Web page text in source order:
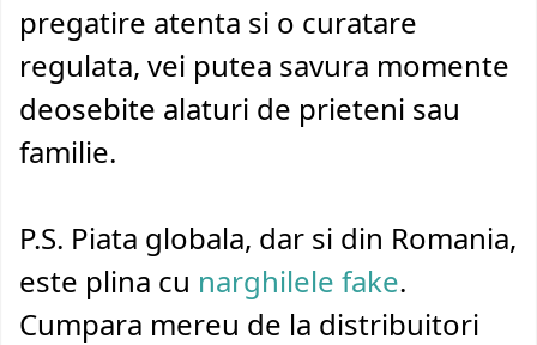
pregatire atenta si o curatare
regulata, vei putea savura momente
deosebite alaturi de prieteni sau
familie.
P.S. Piata globala, dar si din Romania,
este plina cu narghilele fake.
Cumpara mereu de la distribuitori